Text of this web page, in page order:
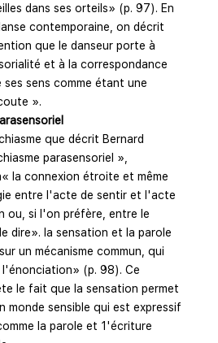
dans ses orteils» (p. 97). En
contemporaine, on décrit
que le danseur porte à
et à la correspondance
sens comme étant une
».
que décrit Bernard
parasensoriel »,
la connexion étroite et même
entre l'acte de sentir et l'acte
ou, si l'on préfère, entre le
dire». la sensation et la parole
un mécanisme commun, qui
l'énonciation» (p. 98). Ce
le fait que la sensation permet
monde sensible qui est expressif
la parole et 1'écriture